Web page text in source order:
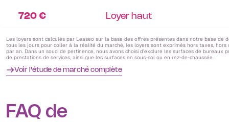
720 € Loyer haut
Les loyers sont calculés par Leaseo sur la base des offres présentes dans notre base de
tous les jours pour coller à la réalité du marché, les loyers sont exprimés hors taxes, hors
par an. Dans un souci de pertinence, nous avons choisi d’exclure les surfaces de bureaux
de prestations de services, ainsi que les surfaces en sous-sol ou en rez-de-chaussée.
Voir l'étude de marché complète
FAQ de